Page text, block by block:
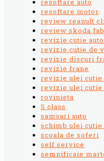
resoftare motor
review reanult
review skoda
revizie cutie
revizie cutie de
revizie discuri
revizie frane
revizie ulei cutie
revizie ulei cutie
rovinieta
S class
samsari auto
schimb ulei cutie
scoala de soferi
self service
semnificaie